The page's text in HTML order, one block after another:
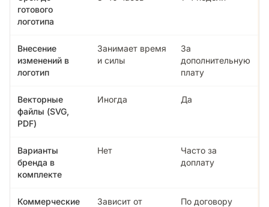
готового
логотипа
Внесение
изменений в
логотип
Занимает время
и силы
За
дополнительную
плату
Векторные
файлы (SVG,
PDF)
Иногда Да
Варианты
бренда в
комплекте
Нет
Часто за
доплату
Коммерческие
Зависит от
По договору